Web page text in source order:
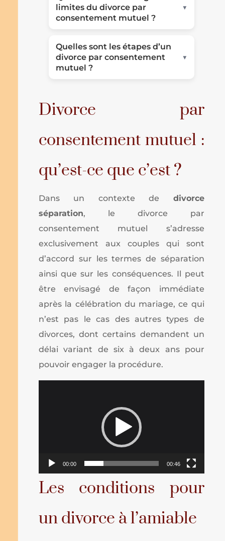
limites du divorce par
consentement mutuel ?
▼
Quelles sont les étapes d’un
divorce par consentement
mutuel ?
▼
Divorce par
consentement mutuel :
qu’est-ce que c’est ?
Dans un contexte de divorce
séparation, le divorce par
consentement mutuel s’adresse
exclusivement aux couples qui sont
d’accord sur les termes de séparation
ainsi que sur les conséquences. Il peut
être envisagé de façon immédiate
après la célébration du mariage, ce qui
n’est pas le cas des autres types de
divorces, dont certains demandent un
délai variant de six à deux ans pour
pouvoir engager la procédure.
00:00 00:46
Les conditions pour
un divorce à l’amiable